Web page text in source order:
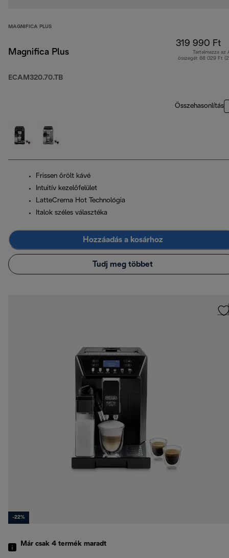
MAGNIFICA PLUS
Magnifica Plus
ECAM320.70.TB
319 990 Ft
Tartalmazza az
összegét 68 029 Ft
Összehasonlítás
Frissen őrölt kávé
Intuitív kezelőfelület
LatteCrema Hot Technológia
Italok széles választéka
Hozzáadás a kosárhoz
Tudj meg többet
-22%
Már csak 4 termék maradt